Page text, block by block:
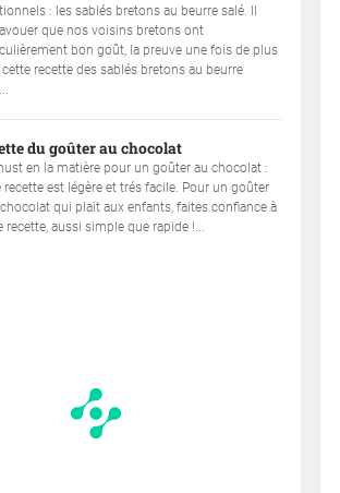
: les sablés bretons au beurre salé. Il
que nos voisins bretons ont
bon goût, la preuve une fois de plus
cette recette des sablés bretons au beurre
du goûter au chocolat
en la matière pour un goûter au chocolat :
recette est légère et trés facile. Pour un goûter
qui plait aux enfants, faites confiance à
recette, aussi simple que rapide !...